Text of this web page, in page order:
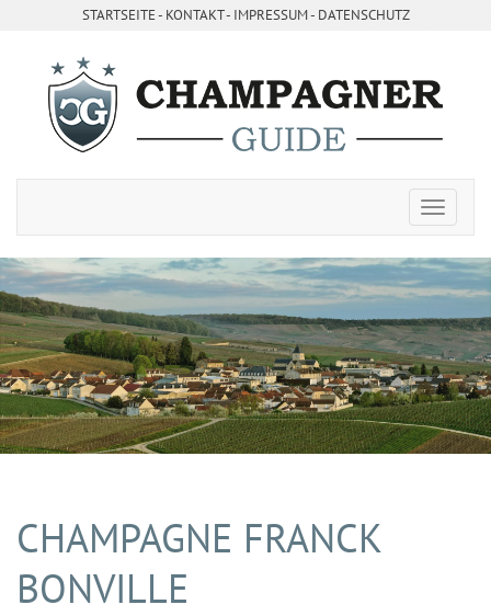
STARTSEITE- ­ KONTAKT- ­ IMPRESSUM- DATENSCHUTZ
CHAMPAGNE FRANCK
BONVILLE